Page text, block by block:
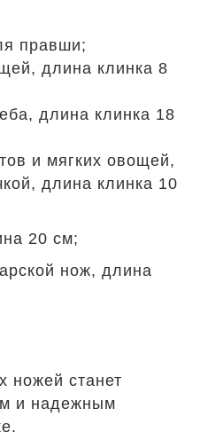
правши;
длина клинка 8
длина клинка 18
и мягких овощей,
длина клинка 10
20 см;
нож, длина
ножей станет
и надежным